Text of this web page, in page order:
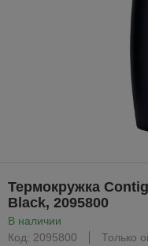
Термокружка
Black, 2095800
В наличии
Код: 2095800
Только